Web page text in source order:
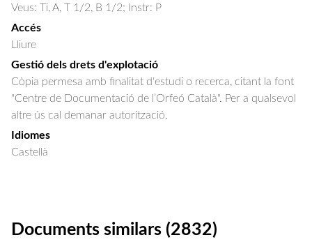
Veus: Ti, A, T 1/2, B 1/2; Instr: P
Accés
Lliure
Gestió dels drets d'explotació
Còpia permesa amb finalitat d'estudi o recerca, citant la font
"Centre de Documentació de l’Orfeó Català". Per a qualsevol
altre ús cal demanar autorització.
Idiomes
Castellà
Documents similars (2832)